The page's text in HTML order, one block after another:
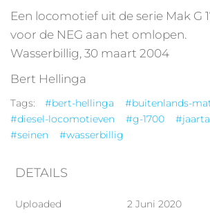
Een locomotief uit de serie Mak G
voor de NEG aan het omlopen.
Wasserbillig, 30 maart 2004
Bert Hellinga
Tags: #bert-hellinga
#buitenlands-
#diesel-locomotieven
#g-1700
#seinen
#wasserbillig
DETAILS
Uploaded 2 Juni 2020